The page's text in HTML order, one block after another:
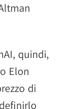
quindi,
Elon
di